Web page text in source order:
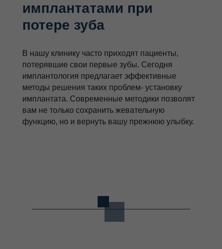
имплантатами при
потере зуба
В нашу клинику часто приходят пациенты,
потерявшие свои первые зубы. Сегодня
имплантология предлагает эффективные
методы решения таких проблем- установку
имплантата. Современные методики позволят
вам не только сохранить жевательную
функцию, но и вернуть вашу прежнюю улыбку.